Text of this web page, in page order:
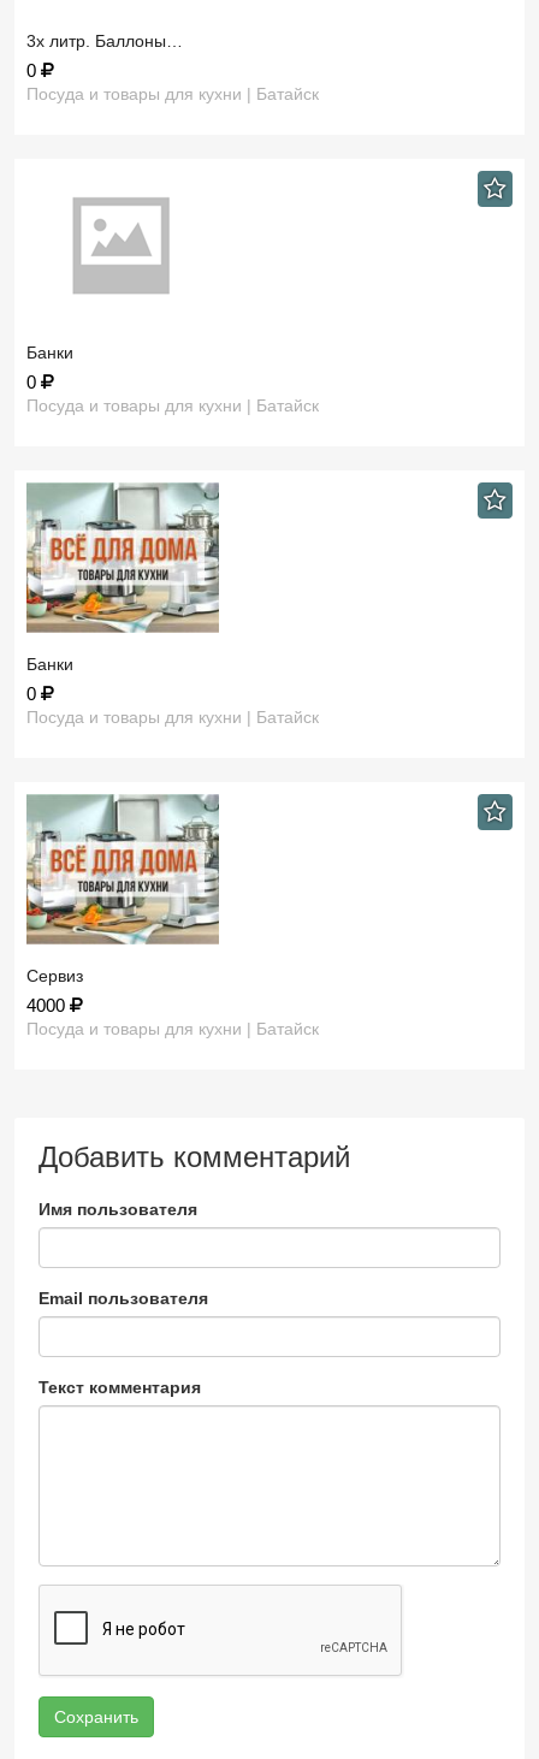
3х литр. Баллоны…
0
Посуда и товары для кухни | Батайск
Банки
0
Посуда и товары для кухни | Батайск
Банки
0
Посуда и товары для кухни | Батайск
Сервиз
4000
Посуда и товары для кухни | Батайск
Добавить комментарий
Имя пользователя
Email пользователя
Текст комментария
Сохранить